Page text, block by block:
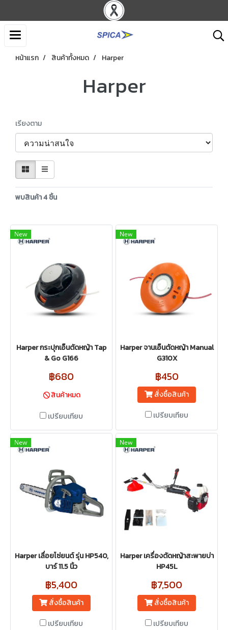
หน้าแรก สินค้าทั้งหมด Harper
Harper
เรียงตาม
พบสินค้า 4 ชิ้น
New
Harper กระปุกเอ็นตัดหญ้า Tap
& Go G166
฿680
สินค้าหมด
เปรียบเทียบ
New
Harper จานเอ็นตัดหญ้า Manual
G310X
฿450
สั่งซื้อสินค้า
เปรียบเทียบ
New
Harper เลื่อยโซ่ยนต์ รุ่น HP540,
บาร์ 11.5 นิ้ว
฿5,400
สั่งซื้อสินค้า
เปรียบเทียบ
New
Harper เครื่องตัดหญ้าสะพายบ่า
HP45L
฿7,500
สั่งซื้อสินค้า
เปรียบเทียบ